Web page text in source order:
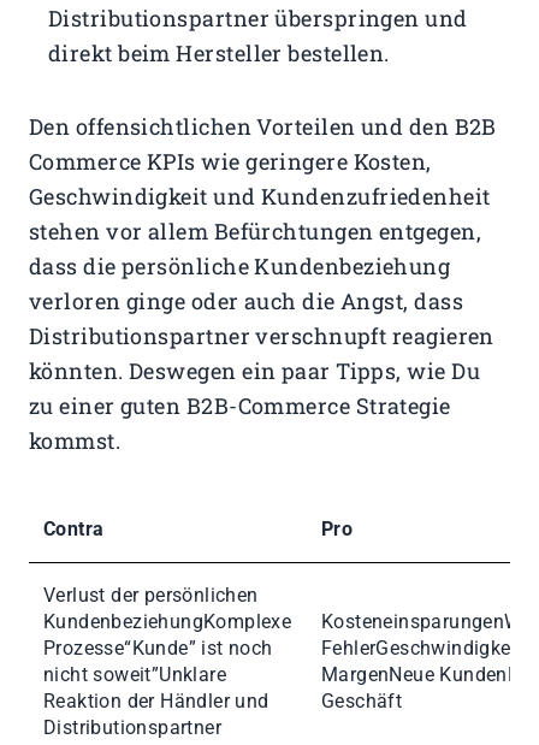
Distributionspartner überspringen und
direkt beim Hersteller bestellen.
Den offensichtlichen Vorteilen und den B2B
Commerce KPIs wie geringere Kosten,
Geschwindigkeit und Kundenzufriedenheit
stehen vor allem Befürchtungen entgegen,
dass die persönliche Kundenbeziehung
verloren ginge oder auch die Angst, dass
Distributionspartner verschnupft reagieren
könnten. Deswegen ein paar Tipps, wie Du
zu einer guten B2B-Commerce Strategie
kommst.
Contra Pro
Verlust der persönlichen
KundenbeziehungKomplexe
Prozesse“Kunde” ist noch
nicht soweit”Unklare
Reaktion der Händler und
Distributionspartner
MargenNeue
Geschäft